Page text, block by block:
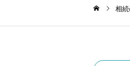
相